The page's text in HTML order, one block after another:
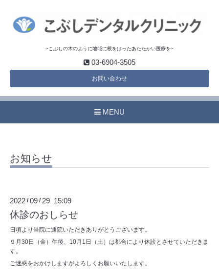
~こぶしの木のように地域に根をはったあたたかい医療を~
03-6904-3505
お問い合わせ
MENU
お知らせ
2022 /09 / 29 15:09
休診のおしらせ
日頃より当院に通院いただきありがとうございます。
９月30日（金）午後、10月1日（土）は都合により休診とさせていただきま
す。
ご迷惑をおかけしますがよろしくお願いいたします。